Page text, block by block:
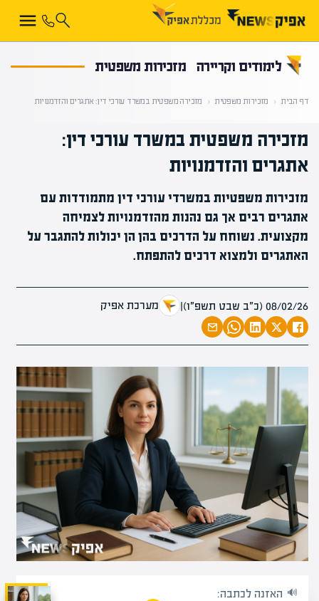
לימודים וקריירה מזכירות משפטית
דף הבית ‹ מזכירות משפטית ‹ מזכירה משפטית במשרד עורכי דין: אתגרים והזדמנויות
מזכירה משפטית במשרד עורכי דין:
אתגרים והזדמנויות
מזכירות משפטיות במשרדי עורכי דין מתמודדות עם
אתגרים רבים אך גם נהנות מהזדמנויות לצמיחה
מקצועית. נשוחח על הדרכים בהן הן יכולות להתגבר על
האתגרים ולמצוא דרכים להתפתח.
08/02/26 (כ״ב שבט תשפ״ו) | מערכת אפיק
האזנה לכתבה: